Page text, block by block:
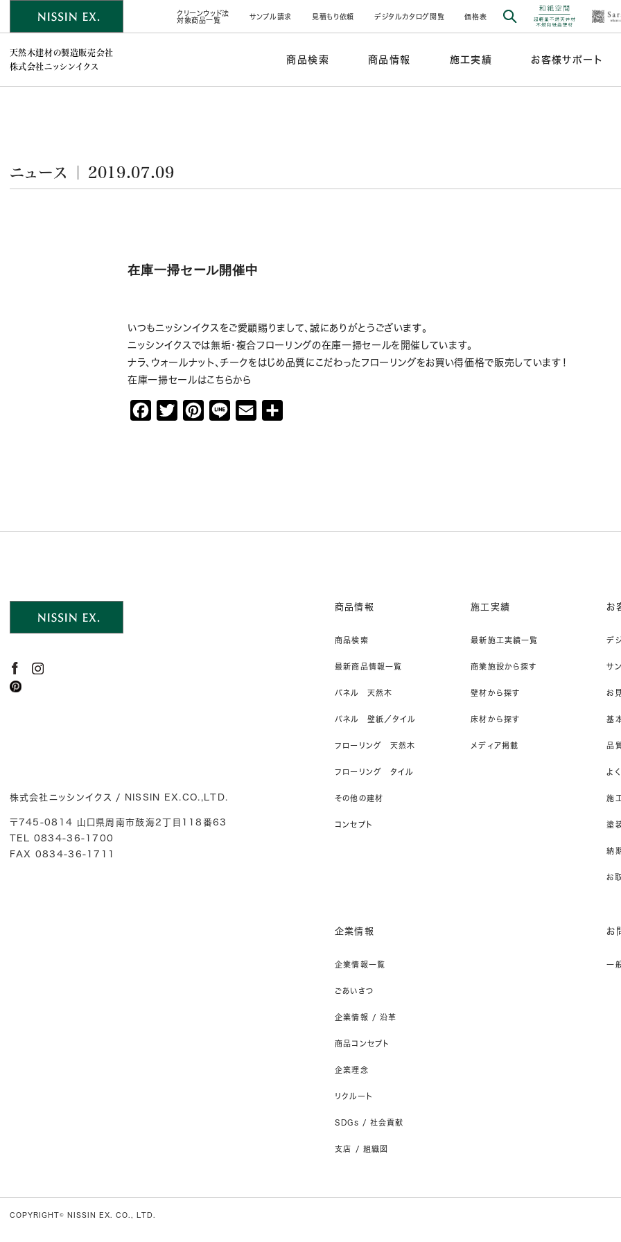
クリーンウッド法
対象商品一覧
サンプル請求 見積もり依頼 デジタルカタログ閲覧 価格表
天然木建材の製造販売会社
株式会社ニッシンイクス
商品検索 商品情報 施工実績 お客様サポート
ニュース ｜ 2019.07.09
在庫一掃セール開催中
いつもニッシンイクスをご愛顧賜りまして、誠にありがとうございます。
ニッシンイクスでは無垢・複合フローリングの在庫一掃セールを開催しています。
ナラ、ウォールナット、チークをはじめ品質にこだわったフローリングをお買い得価格で販売しています！
在庫一掃セールはこちらから
o
T
r
P
e
株式会社ニッシンイクス / NISSIN EX.CO.,LTD.
〒745-0814 山口県周南市鼓海2丁目118番63
TEL 0834-36-1700
FAX 0834-36-1711
商品情報
商品検索
最新商品情報一覧
パネル 天然木
パネル 壁紙／タイル
フローリング 天然木
フローリング タイル
その他の建材
コンセプト
施工実績
最新施工実績一覧
商業施設から探す
壁材から探す
床材から探す
メディア掲載
お
デ
サ
お
基
品
よ
施
塗
納
お
企業情報
企業情報一覧
ごあいさつ
企業情報 / 沿革
商品コンセプト
企業理念
リクルート
SDGs / 社会貢献
支店 / 組織図
お
一
COPYRIGHT© NISSIN EX. CO., LTD.